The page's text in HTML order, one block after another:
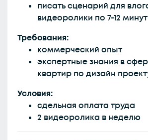
писать сценарий для
видеоролики по 7-12 минут
Требования:
коммерческий опыт
экспертные знания в
квартир по дизайн
Условия:
сдельная оплата труда
2 видеоролика в неделю